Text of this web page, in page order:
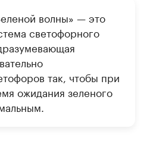
волны» — это
светофорного
так, чтобы при
ожидания зеленого